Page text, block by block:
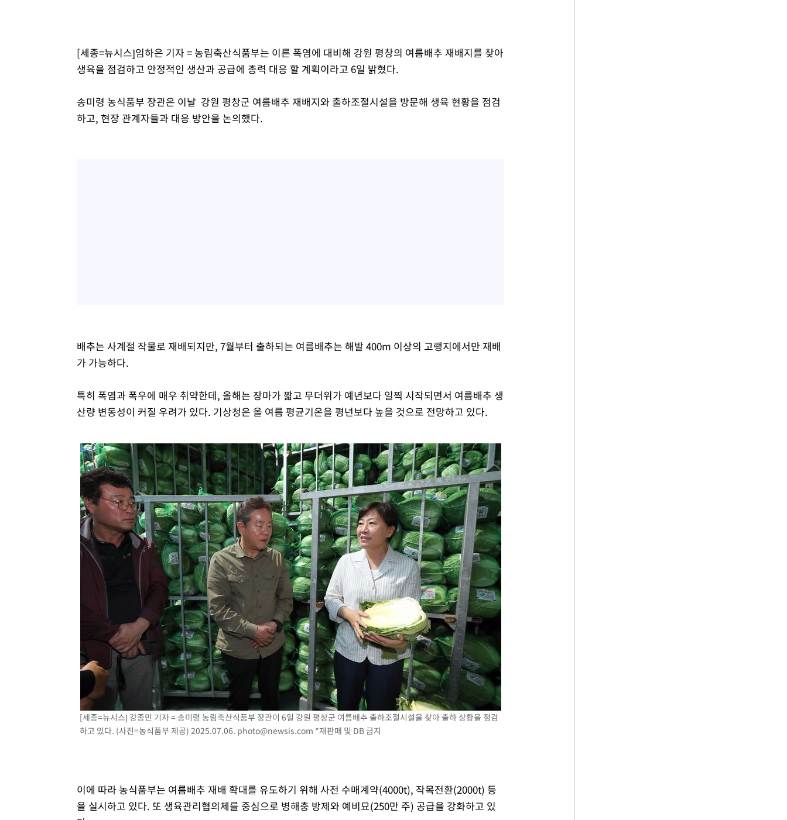
[세종=뉴시스]임하은 기자 = 농림축산식품부는 이른 폭염에 대비해 강원 평창의 여름배추 재배지를 찾아
생육을 점검하고 안정적인 생산과 공급에 총력 대응 할 계획이라고 6일 밝혔다.
송미령 농식품부 장관은 이날 강원 평창군 여름배추 재배지와 출하조절시설을 방문해 생육 현황을 점검
하고, 현장 관계자들과 대응 방안을 논의했다.
배추는 사계절 작물로 재배되지만, 7월부터 출하되는 여름배추는 해발 400m 이상의 고랭지에서만 재배
가 가능하다.
특히 폭염과 폭우에 매우 취약한데, 올해는 장마가 짧고 무더위가 예년보다 일찍 시작되면서 여름배추 생
산량 변동성이 커질 우려가 있다. 기상청은 올 여름 평균기온을 평년보다 높을 것으로 전망하고 있다.
[세종=뉴시스] 강종민 기자 = 송미령 농림축산식품부 장관이 6일 강원 평창군 여름배추 출하조절시설을 찾아 출하 상황을 점검
하고 있다. (사진=농식품부 제공) 2025.07.06. photo@newsis.com *재판매 및 DB 금지
이에 따라 농식품부는 여름배추 재배 확대를 유도하기 위해 사전 수매계약(4000t), 작목전환(2000t) 등
을 실시하고 있다. 또 생육관리협의체를 중심으로 병해충 방제와 예비묘(250만 주) 공급을 강화하고 있